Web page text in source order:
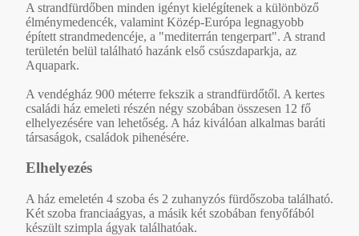
A strandfürdőben minden igényt kielégítenek a különböző
élménymedencék, valamint Közép-Európa legnagyobb
épített strandmedencéje, a "mediterrán tengerpart". A strand
területén belül található hazánk első csúszdaparkja, az
Aquapark.
A vendégház 900 méterre fekszik a strandfürdőtől. A kertes
családi ház emeleti részén négy szobában összesen 12 fő
elhelyezésére van lehetőség. A ház kiválóan alkalmas baráti
társaságok, családok pihenésére.
Elhelyezés
A ház emeletén 4 szoba és 2 zuhanyzós fürdőszoba található.
Két szoba franciaágyas, a másik két szobában fenyőfából
készült szimpla ágyak találhatóak.